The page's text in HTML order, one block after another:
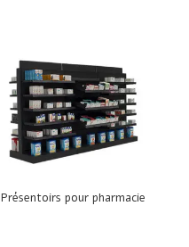
Présentoirs pour pharmacie